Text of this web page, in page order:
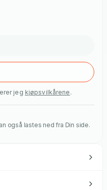
For amerikanske Josh vil
en mann hun en gang
vet at det hun velger,
som har bergtatt en hel
solgt over 31 millioner
jeg kjøpsvilkårene .
også lastes ned fra Din side.